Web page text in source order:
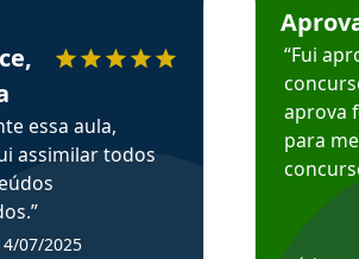
essa aula,
assimilar todos
07/2025
“Fui
aprova
para